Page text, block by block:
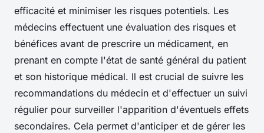
efficacité et minimiser les risques potentiels. Les
médecins effectuent une évaluation des risques et
bénéfices avant de prescrire un médicament, en
prenant en compte l'état de santé général du patient
et son historique médical. Il est crucial de suivre les
recommandations du médecin et d'effectuer un suivi
régulier pour surveiller l'apparition d'éventuels effets
secondaires. Cela permet d'anticiper et de gérer les